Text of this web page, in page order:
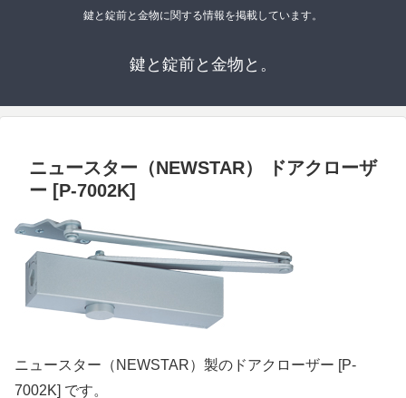
鍵と錠前と金物に関する情報を掲載しています。
鍵と錠前と金物と。
ニュースター（NEWSTAR） ドアクローザ
ー [P-7002K]
ニュースター（NEWSTAR）製のドアクローザー [P-
7002K] です。